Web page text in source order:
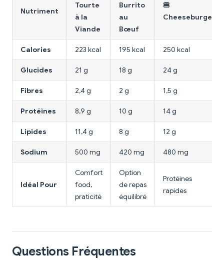
Nutriment
Tourte
à la
Viande
Burrito
au
Bœuf
🍔
Cheeseburger
Calories 223 kcal 195 kcal 250 kcal
Glucides 21 g 18 g 24 g
Fibres 2,4 g 2 g 1,5 g
Protéines 8,9 g 10 g 14 g
Lipides 11,4 g 8 g 12 g
Sodium 500 mg 420 mg 480 mg
Idéal Pour
Comfort
food,
praticité
Option
de repas
équilibré
Protéines
rapides
Questions Fréquentes